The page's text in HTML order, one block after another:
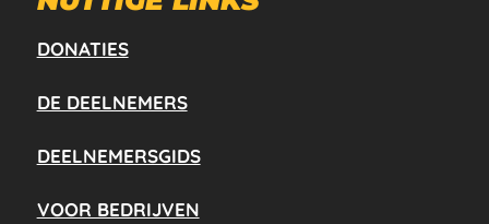
DONATIES
DE DEELNEMERS
DEELNEMERSGIDS
VOOR BEDRIJVEN